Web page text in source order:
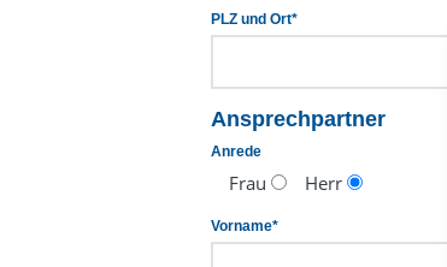
PLZ und Ort*
Ansprechpartner
Anrede
Frau Herr
Vorname*